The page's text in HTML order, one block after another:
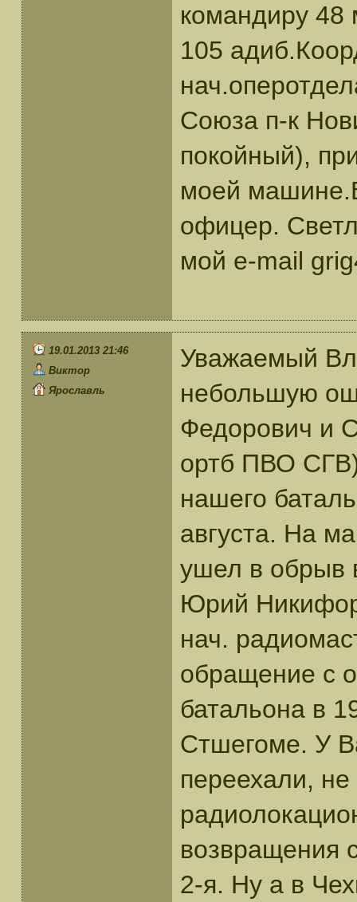
командиру 48
105
Союза п-к
покойный),
моей
офицер.
мой e-mail
19.01.2013 21:46
Виктор
Ярославль
Уважаемый
небольшую
Федорович и
ортб ПВО
нашего
августа. На
ушел в обрыв
Юрий
нач.
обращение с
батальона в
Стшегоме. У
переехали,
возвращения
2-я. Ну а в